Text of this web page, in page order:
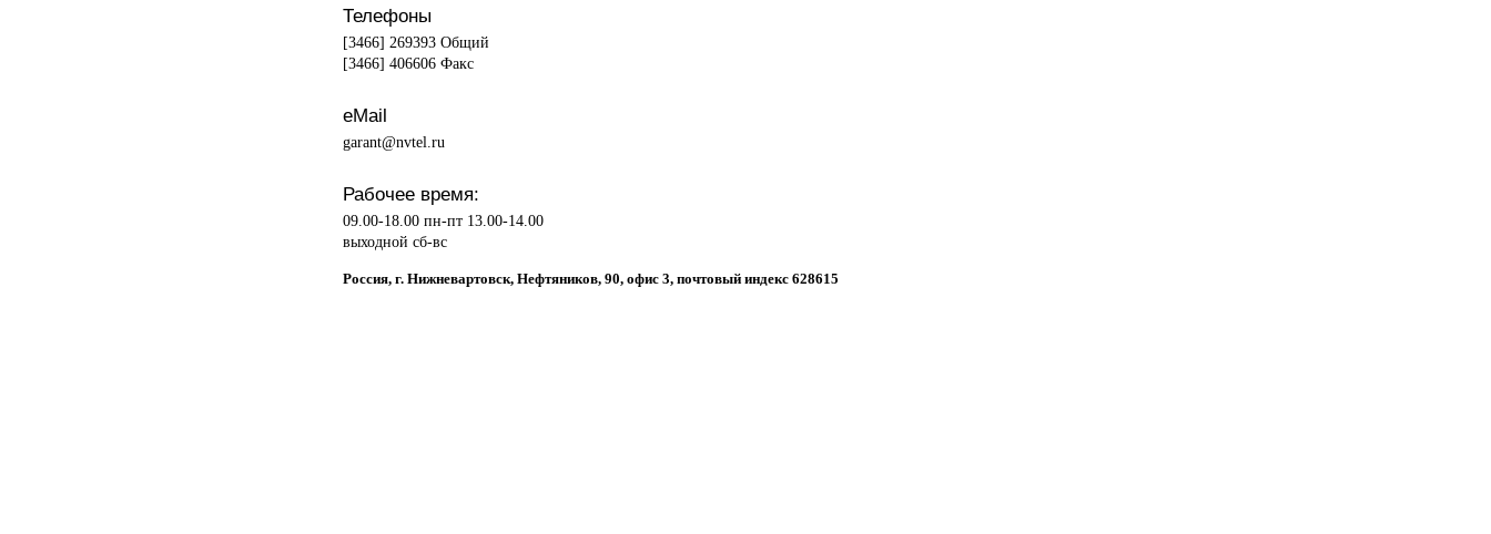
Телефоны
[3466] 269393 Общий
[3466] 406606 Факс
eMail
garant@nvtel.ru
Рабочее время:
09.00-18.00 пн-пт 13.00-14.00
выходной сб-вс
Россия, г. Нижневартовск, Нефтяников, 90, офис 3, почтовый индекс 628615